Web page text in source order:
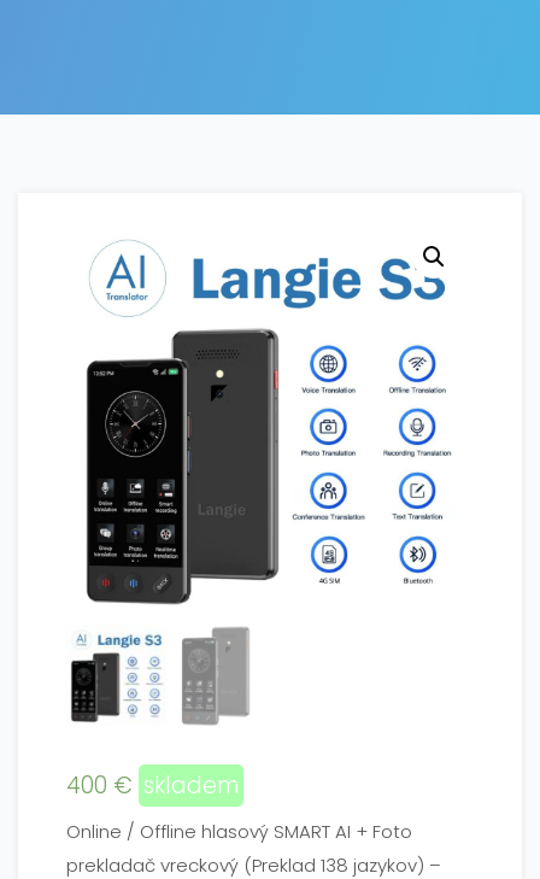
400 € skladem
Online / Offline hlasový SMART AI + Foto
prekladač vreckový (Preklad 138 jazykov) –